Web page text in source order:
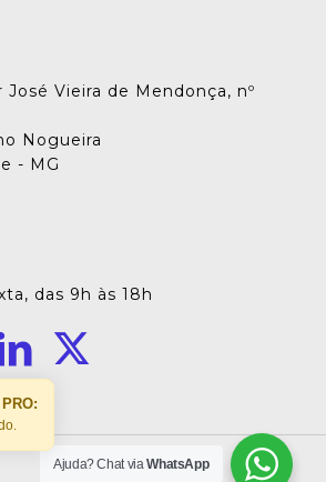
José Vieira de Mendonça, nº
Nogueira
- MG
das 9h às 18h
Ajuda? Chat viaWhatsApp